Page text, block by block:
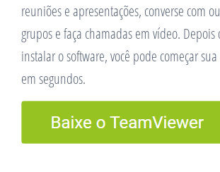
reuniões e apresentações, converse com
grupos e faça chamadas em vídeo.
instalar o software, você pode começar
em segundos.